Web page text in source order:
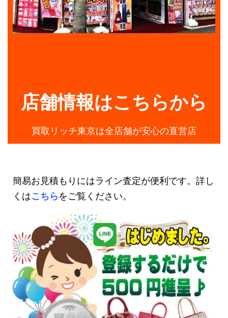
店舗情報はこちらから
買取リッチ東京は全店舗が安心の直営店
簡易お見積もりにはライン査定が便利です。詳し
くはこちらをご覧ください。